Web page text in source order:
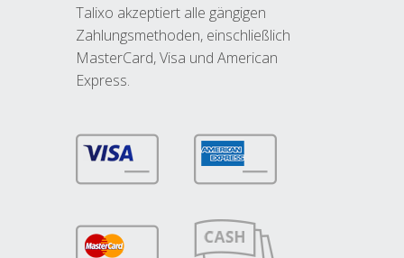
Talixo akzeptiert alle gängigen
Zahlungsmethoden, einschließlich
MasterCard, Visa und American
Express.